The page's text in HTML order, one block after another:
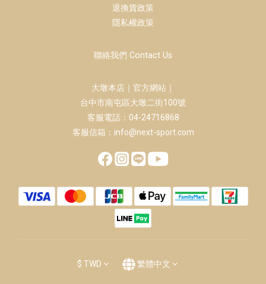
退換貨政策
隱私權政策
聯絡我們 Contact Us
大墩本店｜官方網站｜
台中市南屯區大墩二街100號
客服電話：04-24716868
客服信箱：info@next-sport.com
$ TWD 繁體中文